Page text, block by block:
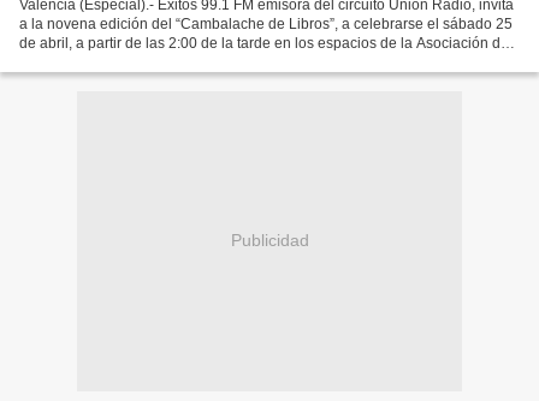
Valencia (Especial).- Éxitos 99.1 FM emisora del circuito Unión Radio, invita
a la novena edición del “Cambalache de Libros”, a celebrarse el sábado 25
de abril, a partir de las 2:00 de la tarde en los espacios de la Asociación de
Publicidad